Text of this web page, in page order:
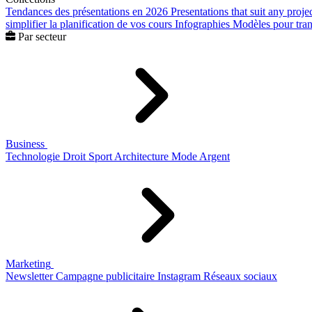
Tendances des présentations en 2026 Presentations that suit any
simplifier la planification de vos cours Infographies Modèles pour
Par secteur
Business
Technologie Droit Sport Architecture Mode Argent
Marketing
Newsletter Campagne publicitaire Instagram Réseaux sociaux